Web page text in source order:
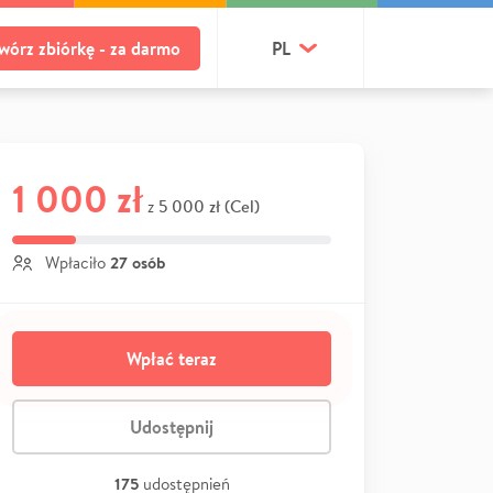
zbiórkę - za darmo PL
1 000 zł z 5 000 zł (Cel)
Wpłaciło 27 osób
Wpłać teraz
Udostępnij
175 udostępnień